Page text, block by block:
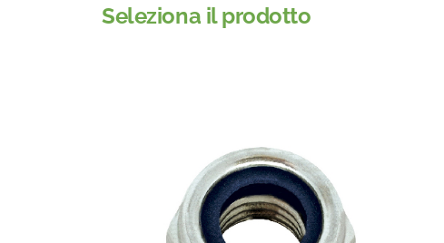
Seleziona il prodotto